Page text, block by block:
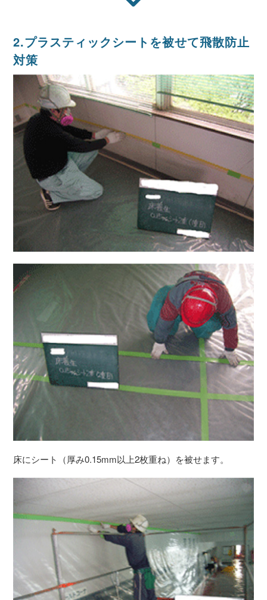
2.プラスティックシートを被せて飛散防止
対策
床にシート（厚み0.15mm以上2枚重ね）を被せます。